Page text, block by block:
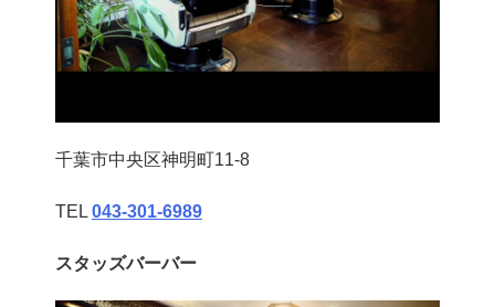
千葉市中央区神明町11-8
TEL 043‐301‐6989
スタッズバーバー